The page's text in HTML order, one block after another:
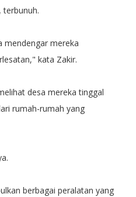
terbunuh.
mendengar mereka
kata Zakir.
desa mereka tinggal
rumah-rumah yang
berbagai peralatan yang